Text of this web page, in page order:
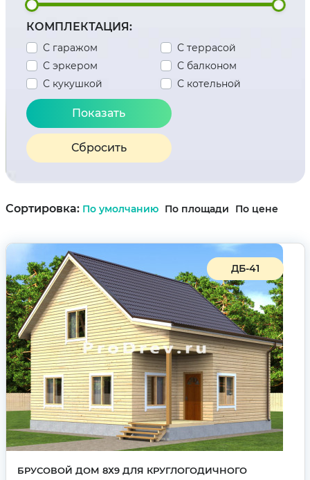
КОМПЛЕКТАЦИЯ:
С гаражом
С эркером
С кукушкой
С террасой
С балконом
С котельной
Сбросить
Сортировка: По умолчанию По площади По цене
ДБ-41
БРУСОВОЙ ДОМ 8Х9 ДЛЯ КРУГЛОГОДИЧНОГО